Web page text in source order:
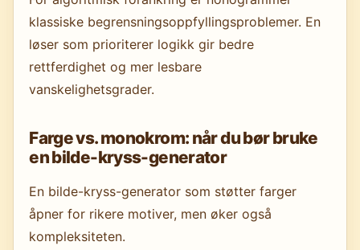
klassiske begrensningsoppfyllingsproblemer. En
løser som prioriterer logikk gir bedre
rettferdighet og mer lesbare
vanskelighetsgrader.
Farge vs. monokrom: når du bør bruke
en bilde-kryss-generator
En bilde-kryss-generator som støtter farger
åpner for rikere motiver, men øker også
kompleksiteten.